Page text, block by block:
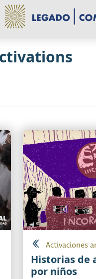
Activaciones
Historias de
por niños